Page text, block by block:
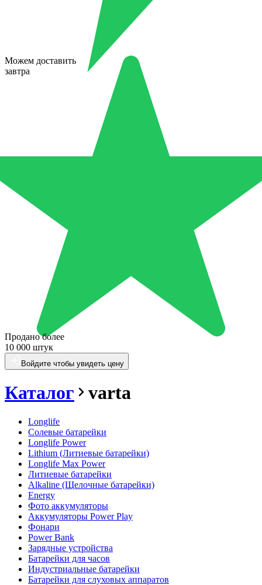
Можем доставить
завтра
Продано более
10 000 штук
Войдите чтобы увидеть цену
Каталог varta
Longlife
Солевые батарейки
Longlife Power
Lithium (Литиевые батарейки)
Longlife Max Power
Литиевые батарейки
Alkaline (Щелочные батарейки)
Energy
Фото аккумуляторы
Аккумуляторы Power Play
Фонари
Power Bank
Зарядные устройства
Батарейки для часов
Индустриальные батарейки
Батарейки для слуховых аппаратов